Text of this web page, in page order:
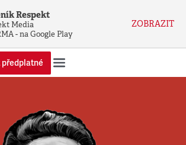
Respekt
Media
- na Google Play
ZOBRAZIT
předplatné